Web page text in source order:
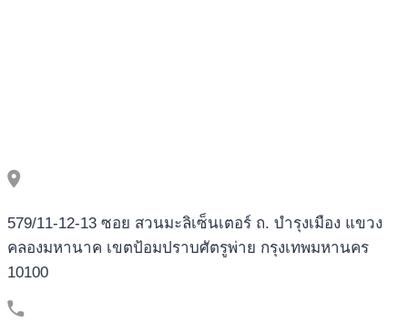
579/11-12-13 ซอย สวนมะลิเซ็นเตอร์ ถ. บำรุงเมือง แขวง
คลองมหานาค เขตป้อมปราบศัตรูพ่าย กรุงเทพมหานคร
10100